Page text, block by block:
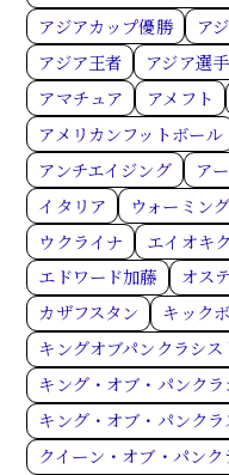
アジアカップ優勝
ア
アジア王者
アジア選
アマチュア
アメフト
アメリカンフットボール
アンチエイジング
ア
イタリア
ウォーミン
ウクライナ
エイオキ
エドワード加藤
オス
カザフスタン
キック
キングオブパンクラシス
キング・オブ・パンクラ
キング・オブ・パンクラ
クイーン・オブ・パンク